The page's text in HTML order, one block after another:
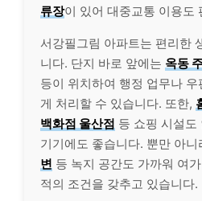
류장이 있어 대중교통 이용도
서강필그림 아파트는 편리한
니다. 단지 바로 앞에는 옥동
등이 위치하여 행정 업무나
게 처리할 수 있습니다. 또한,
백화점 울산점 등 쇼핑 시설도
기기에도 좋습니다. 뿐만 아니
변 등 녹지 공간도 가까워 여
적의 조건을 갖추고 있습니다.